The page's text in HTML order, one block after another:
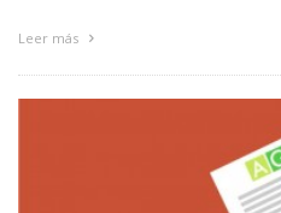
Leer más